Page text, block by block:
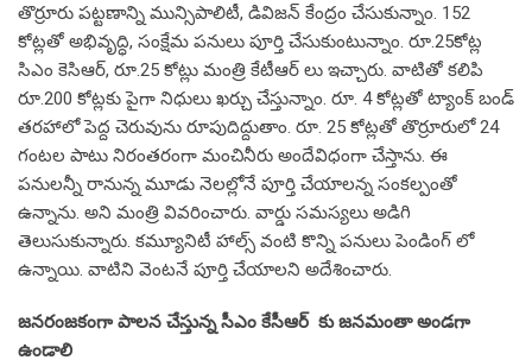
తొర్రూరు ప‌ట్ట‌ణాన్ని మున్సిపాలిటీ, డివిజ‌న్ కేంద్రం చేసుకున్నాం. 152
కోట్ల‌తో అభివృద్ధి, సంక్షేమ ప‌నులు పూర్తి చేసుకుంటున్నాం. రూ.25కోట్ల
సిఎం కెసిఆర్‌, రూ.25 కోట్లు మంత్రి కేటీఆర్ లు ఇచ్చారు. వాటితో క‌లిపి
రూ.200 కోట్ల‌కు పైగా నిధులు ఖ‌ర్చు చేస్తున్నాం. రూ. 4 కోట్ల‌తో ట్యాంక్ బండ్
త‌ర‌హాలో పెద్ద చెరువును రూపుదిద్దుతాం. రూ. 25 కోట్ల‌తో తొర్రూరులో 24
గంట‌ల పాటు నిరంత‌రంగా మంచినీరు అందేవిధంగా చేస్తాను. ఈ
ప‌నుల‌న్నీ రానున్న‌ మూడు నెల‌ల్లోనే పూర్తి చేయాల‌న్న సంక‌ల్పంతో
ఉన్నాను. అని మంత్రి వివ‌రించారు. వార్డు స‌మ‌స్య‌లు అడిగి
తెలుసుకున్నారు. క‌మ్యూనిటీ హాల్స్ వంటి కొన్ని ప‌నులు పెండింగ్ లో
ఉన్నాయి. వాటిని వెంట‌నే పూర్తి చేయాల‌ని అదేశించారు.
జ‌న‌రంజ‌కంగా పాల‌న చేస్తున్న సీఎం కేసీఆర్ కు జ‌న‌మంతా అండ‌గా
ఉండాలి